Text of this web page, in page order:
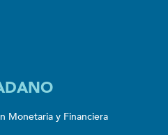
Monetaria y Financiera